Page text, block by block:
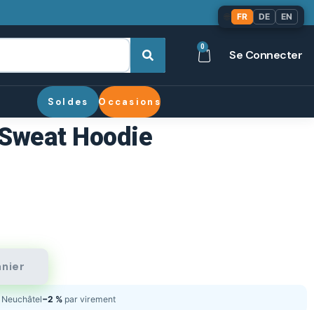
0
Se Connecter
Soldes Occasions
Hoodie
Neuchâtel−2 % par virement
FR DE EN